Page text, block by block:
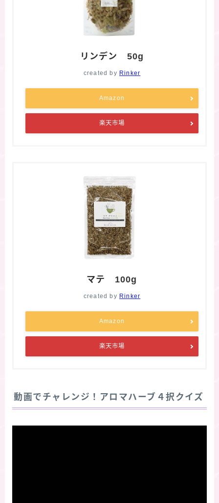
リンデン 50g
created by Rinker
Amazon
楽天市場
マテ 100g
created by Rinker
Amazon
楽天市場
動画でチャレンジ！アロマハーブ４択クイズ